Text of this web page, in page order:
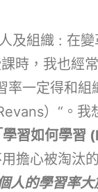
及組織 : 在
時，我也經
率一定得和組
）“。我
學習如何學
擔心被淘汰
人的學習率